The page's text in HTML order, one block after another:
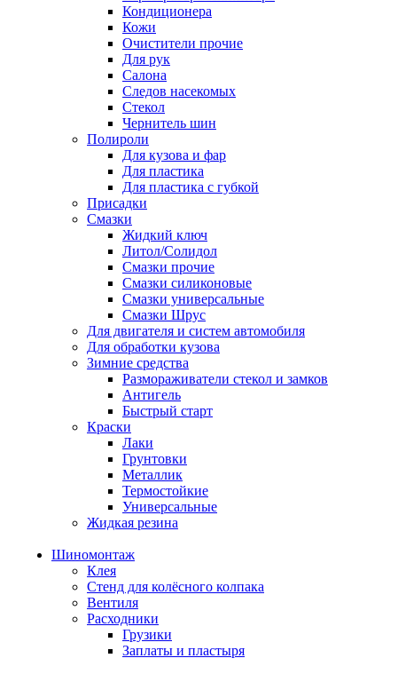
Кондиционера
Кожи
Очистители прочие
Для рук
Салона
Следов насекомых
Стекол
Чернитель шин
Полироли
Для кузова и фар
Для пластика
Для пластика с губкой
Присадки
Смазки
Жидкий ключ
Литол/Солидол
Смазки прочие
Смазки силиконовые
Смазки универсальные
Смазки Шрус
Для двигателя и систем автомобиля
Для обработки кузова
Зимние средства
Размораживатели стекол и замков
Антигель
Быстрый старт
Краски
Лаки
Грунтовки
Металлик
Термостойкие
Универсальные
Жидкая резина
Шиномонтаж
Клея
Стенд для колёсного колпака
Вентиля
Расходники
Грузики
Заплаты и пластыря